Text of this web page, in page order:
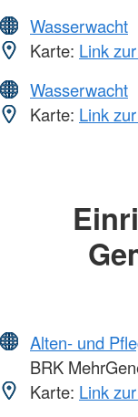
Wasserwacht
Karte: Link
Wasserwacht
Karte: Link
Alten- und
BRK
Karte: Link